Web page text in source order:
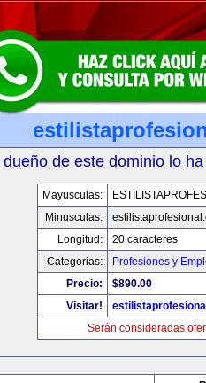
dueño de este dominio lo
Mayusculas:
Minusculas:
Longitud:
20 caracteres
Categorias:
Profesiones y
Precio:
$890.00
Visitar!
Serán consideradas